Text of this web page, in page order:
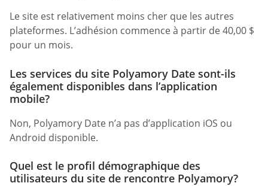
Le site est relativement moins cher que les autres
plateformes. L’adhésion commence à partir de 40,00 $
pour un mois.
Les services du site Polyamory Date sont-ils
également disponibles dans l’application
mobile?
Non, Polyamory Date n’a pas d’application iOS ou
Android disponible.
Quel est le profil démographique des
utilisateurs du site de rencontre Polyamory?